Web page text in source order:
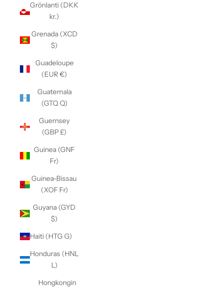
Grönlanti (DKK
kr.)
Grenada (XCD
$)
Guadeloupe
(EUR €)
Guatemala
(GTQ Q)
Guernsey
(GBP £)
Guinea (GNF
Fr)
Guinea-Bissau
(XOF Fr)
Guyana (GYD
$)
Haiti (HTG G)
Honduras (HNL
L)
Hongkongin